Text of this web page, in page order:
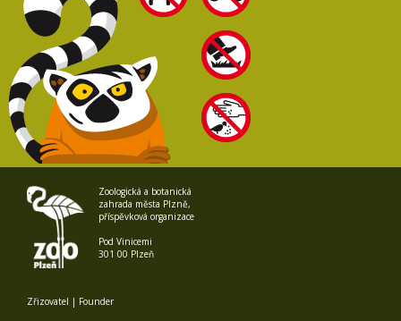
Zoologická a botanická
zahrada města Plzně,
příspěvková organizace
Pod Vinicemi
301 00 Plzeň
Zřizovatel | Founder